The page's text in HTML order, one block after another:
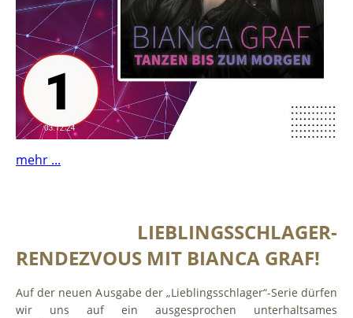
mehr ...
LIEBLINGSSCHLAGER-
RENDEZVOUS MIT BIANCA GRAF!
Auf der neuen Ausgabe der „Lieblingsschlager“-Serie dürfen
wir uns auf ein ausgesprochen unterhaltsames